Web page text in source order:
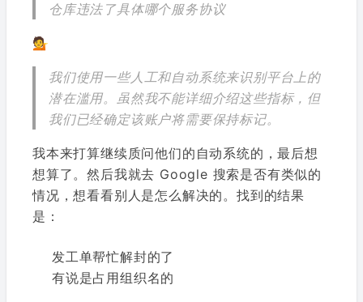
仓库违法了具体哪个服务协议
💁
我们使用一些人工和自动系统来识别平台上的
潜在滥用。虽然我不能详细介绍这些指标，但
我们已经确定该账户将需要保持标记。
我本来打算继续质问他们的自动系统的，最后想
想算了。然后我就去 Google 搜索是否有类似的
情况，想看看别人是怎么解决的。找到的结果
是：
发工单帮忙解封的了
有说是占用组织名的